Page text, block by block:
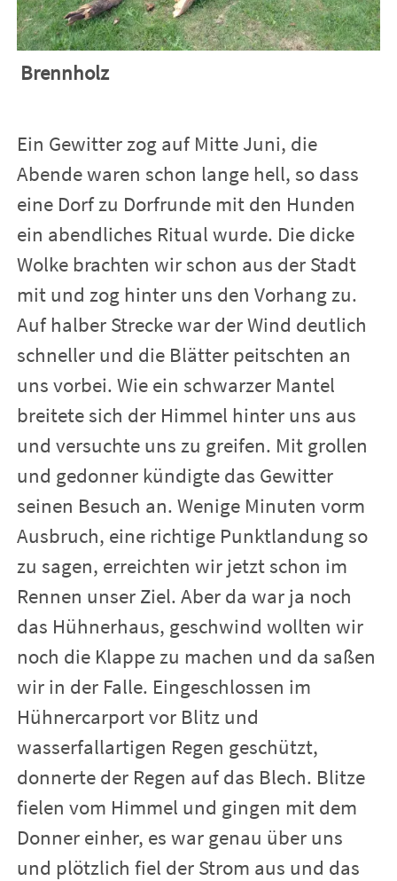
Brennholz
Ein Gewitter zog auf Mitte Juni, die
Abende waren schon lange hell, so dass
eine Dorf zu Dorfrunde mit den Hunden
ein abendliches Ritual wurde. Die dicke
Wolke brachten wir schon aus der Stadt
mit und zog hinter uns den Vorhang zu.
Auf halber Strecke war der Wind deutlich
schneller und die Blätter peitschten an
uns vorbei. Wie ein schwarzer Mantel
breitete sich der Himmel hinter uns aus
und versuchte uns zu greifen. Mit grollen
und gedonner kündigte das Gewitter
seinen Besuch an. Wenige Minuten vorm
Ausbruch, eine richtige Punktlandung so
zu sagen, erreichten wir jetzt schon im
Rennen unser Ziel. Aber da war ja noch
das Hühnerhaus, geschwind wollten wir
noch die Klappe zu machen und da saßen
wir in der Falle. Eingeschlossen im
Hühnercarport vor Blitz und
wasserfallartigen Regen geschützt,
donnerte der Regen auf das Blech. Blitze
fielen vom Himmel und gingen mit dem
Donner einher, es war genau über uns
und plötzlich fiel der Strom aus und das